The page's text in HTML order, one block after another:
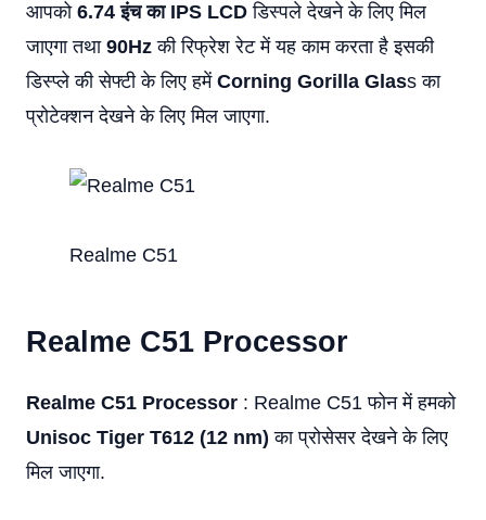
आपको 6.74 इंच का IPS LCD डिस्पले देखने के लिए मिल
जाएगा तथा 90Hz की रिफ्रेश रेट में यह काम करता है इसकी
डिस्प्ले की सेफ्टी के लिए हमें Corning Gorilla Glass का
प्रोटेक्शन देखने के लिए मिल जाएगा.
Realme C51
Realme C51 Processor
Realme C51 Processor : Realme C51 फोन में हमको
Unisoc Tiger T612 (12 nm) का प्रोसेसर देखने के लिए
मिल जाएगा.